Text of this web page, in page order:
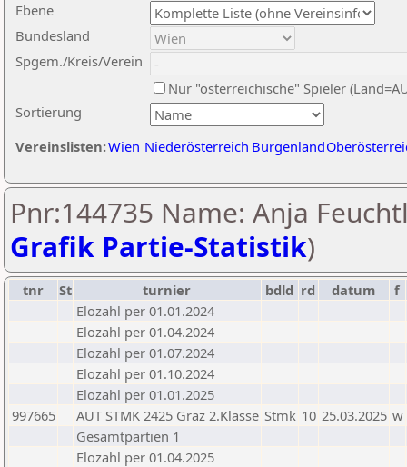
Ebene
Sortierung
Bundesland
Spgem./Kreis/Verein
Nur "österreichische" Spieler
Vereinslisten:Wien Niederösterreich Burgenland
Pnr:144735 Name: Anja
Grafik Partie-Statistik)
tnr St turnier bdld rd datum
f
Elozahl per 01.01.2024
Elozahl per 01.04.2024
Elozahl per 01.07.2024
Elozahl per 01.10.2024
Elozahl per 01.01.2025
997665
AUT STMK 2425 Graz 2.Klasse Stmk 10 25.03.2025 w
Gesamtpartien 1
Elozahl per 01.04.2025